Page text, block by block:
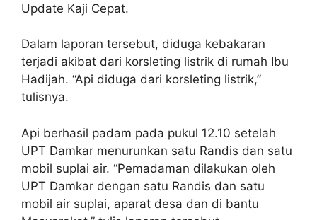
Update Kaji Cepat.
Dalam laporan tersebut, diduga kebakaran
terjadi akibat dari korsleting listrik di rumah Ibu
Hadijah. “Api diduga dari korsleting listrik,”
tulisnya.
Api berhasil padam pada pukul 12.10 setelah
UPT Damkar menurunkan satu Randis dan satu
mobil suplai air. “Pemadaman dilakukan oleh
UPT Damkar dengan satu Randis dan satu
mobil air suplai, aparat desa dan di bantu